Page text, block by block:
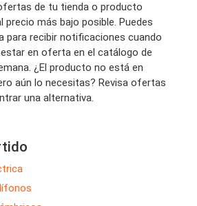
de tu tienda o producto
más bajo posible. Puedes
para recibir notificaciones cuando
en oferta en el catálogo de
¿El producto no está en
aún lo necesitas? Revisa ofertas
una alternativa.